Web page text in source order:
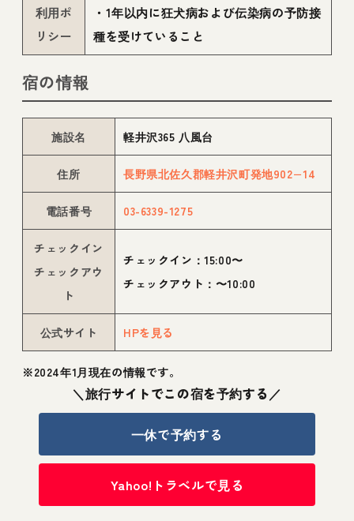
利用ポ
リシー
・1年以内に狂犬病および伝染病の予防接
種を受けていること
宿の情報
施設名 軽井沢365 八風台
住所 長野県北佐久郡軽井沢町発地902−14
電話番号 03-6339-1275
チェックイン
チェックアウ
ト
チェックイン：15:00〜
チェックアウト：〜10:00
公式サイト HPを見る
※2024年1月現在の情報です。
＼旅行サイトでこの宿を予約する／
一休で予約する
Yahoo!トラベルで見る